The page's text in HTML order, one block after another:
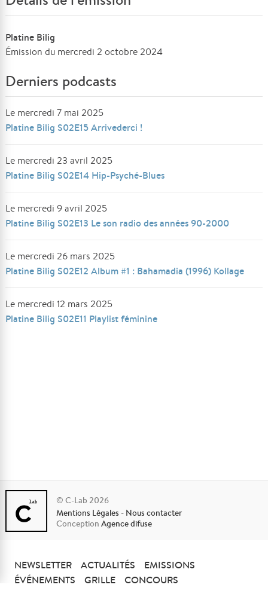
Platine Bilig
Émission du mercredi 2 octobre 2024
Derniers podcasts
Le mercredi 7 mai 2025
Platine Bilig S02E15 Arrivederci !
Le mercredi 23 avril 2025
Platine Bilig S02E14 Hip-Psyché-Blues
Le mercredi 9 avril 2025
Platine Bilig S02E13 Le son radio des années 90-2000
Le mercredi 26 mars 2025
Platine Bilig S02E12 Album #1 : Bahamadia (1996) Kollage
Le mercredi 12 mars 2025
Platine Bilig S02E11 Playlist féminine
© C-Lab 2026
Mentions Légales - Nous contacter
ConceptionAgence difuse
NEWSLETTER ACTUALITÉS
EMISSIONS
ÉVÉNEMENTS
GRILLE CONCOURS
-